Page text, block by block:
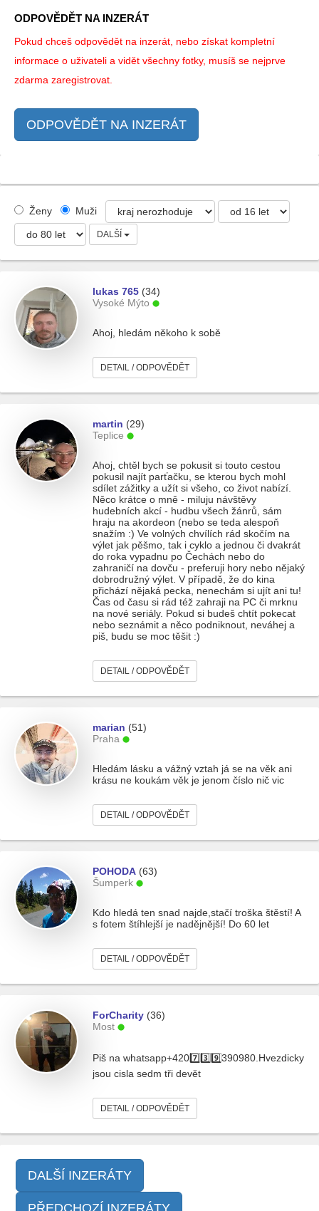
ODPOVĚDĚT NA INZERÁT
Pokud chceš odpovědět na inzerát, nebo získat kompletní
informace o uživateli a vidět všechny fotky, musíš se nejprve
zdarma zaregistrovat.
ODPOVĚDĚT NA INZERÁT
Ženy Muži
DALŠÍ
lukas 765 (34)
Vysoké Mýto
Ahoj, hledám někoho k sobě
DETAIL / ODPOVĚDĚT
martin (29)
Teplice
Ahoj, chtěl bych se pokusit si touto cestou
pokusil najít parťačku, se kterou bych mohl
sdílet zážitky a užít si všeho, co život nabízí.
Něco krátce o mně - miluju návštěvy
hudebních akcí - hudbu všech žánrů, sám
hraju na akordeon (nebo se teda alespoň
snažím :) Ve volných chvílích rád skočím na
výlet jak pěšmo, tak i cyklo a jednou či dvakrát
do roka vypadnu po Čechách nebo do
zahraničí na dovču - preferuji hory nebo nějaký
dobrodružný výlet. V případě, že do kina
přichází nějaká pecka, nenechám si ujít ani tu!
Čas od času si rád též zahraji na PC či mrknu
na nové seriály. Pokud si budeš chtít pokecat
nebo seznámit a něco podniknout, neváhej a
piš, budu se moc těšit :)
DETAIL / ODPOVĚDĚT
marian (51)
Praha
Hledám lásku a vážný vztah já se na věk ani
krásu ne koukám věk je jenom číslo nič vic
DETAIL / ODPOVĚDĚT
POHODA (63)
Šumperk
Kdo hledá ten snad najde,stačí troška štěstí! A
s fotem štíhlejší je nadějnější! Do 60 let
DETAIL / ODPOVĚDĚT
ForCharity (36)
Most
Piš na whatsapp+4207️⃣3️⃣9️⃣390980.Hvezdicky
jsou cisla sedm tři devět
DETAIL / ODPOVĚDĚT
DALŠÍ INZERÁTY
PŘEDCHOZÍ INZERÁTY